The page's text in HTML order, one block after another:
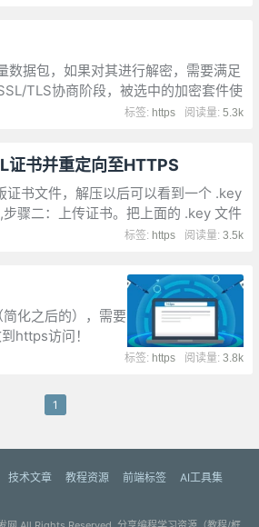
数据包，如果对其进行解密，需要满足
TLS协商阶段，被选中的加密套件使
、已经获取RSA证书的私钥。阅读量:5.3k
标签: https
证书并重定向至HTTPS
证书文件，解压以后可以看到一个 .key
骤二：上传证书。把上面的 .key 文件
/root 目录中，命名为
nginx/conf/vhost/ 目录中
阅读量:3.5k
标签: https
化之后的），需要
https访问！
haproxy做正常的
ssl证书！
阅读量:3.8k
标签: https
1
技术文章 教程资源 前端标签
AI工具集